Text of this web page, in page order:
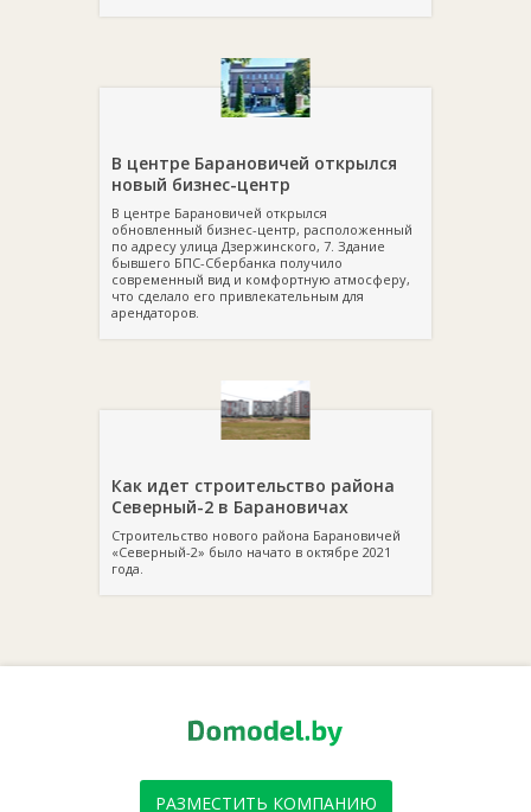
В центре Барановичей открылся
новый бизнес-центр
В центре Барановичей открылся
обновленный бизнес-центр, расположенный
по адресу улица Дзержинского, 7. Здание
бывшего БПС-Сбербанка получило
современный вид и комфортную атмосферу,
что сделало его привлекательным для
арендаторов.
Как идет строительство района
Северный-2 в Барановичах
Строительство нового района Барановичей
«Северный-2» было начато в октябре 2021
года.
РАЗМЕСТИТЬ КОМПАНИЮ